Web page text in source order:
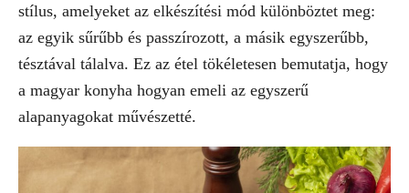
stílus, amelyeket az elkészítési mód különböztet meg:
az egyik sűrűbb és passzírozott, a másik egyszerűbb,
tésztával tálalva. Ez az étel tökéletesen bemutatja, hogy
a magyar konyha hogyan emeli az egyszerű
alapanyagokat művészetté.